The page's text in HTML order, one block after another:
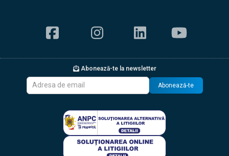
Abonează-te la newsletter
Abonează-te